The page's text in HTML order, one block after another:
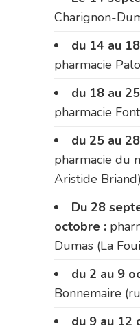
Charignon-
du 14 au
pharmacie
du 18 au
pharmacie
du 25 au
pharmacie du
Aristide Briand)
Du 28
octobre :
Dumas (La
du 2 au 9
Bonnemaire
du 9 au 12